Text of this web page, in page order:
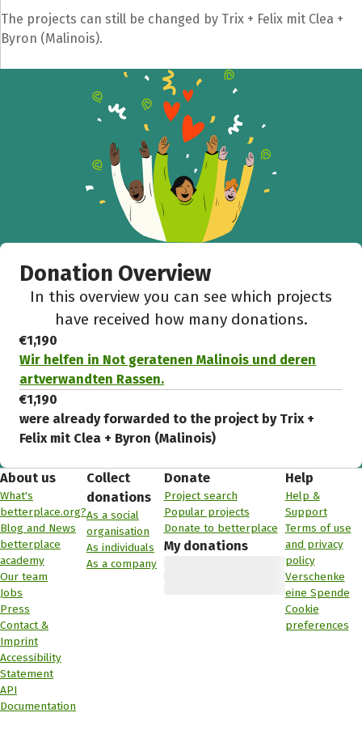
The projects can still be changed by Trix + Felix mit Clea +
Byron (Malinois).
Donation Overview
In this overview you can see which projects
have received how many donations.
€1,190
Wir helfen in Not geratenen Malinois und deren
artverwandten Rassen.
€1,190
were already forwarded to the project by Trix +
Felix mit Clea + Byron (Malinois)
About us
What's
betterplace.org?
Blog and News
betterplace
academy
Our team
Jobs
Press
Contact &
Imprint
Accessibility
Statement
API
Documentation
Collect
donations
As a social
organisation
As individuals
As a company
Donate
Project search
Popular projects
Donate to betterplace
My donations
Help
Help &
Support
Terms of use
and privacy
policy
Verschenke
eine Spende
Cookie
preferences